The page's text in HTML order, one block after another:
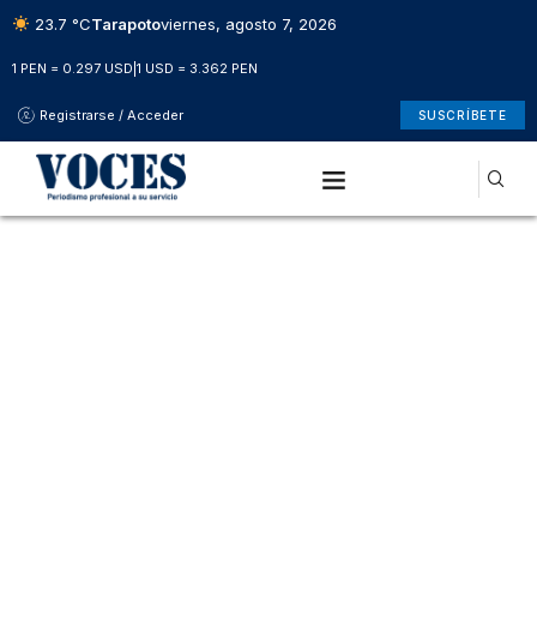
23.7 °CTarapotoviernes, agosto 7, 2026
1 PEN = 0.297 USD 1 USD = 3.362 PEN
Registrarse / Acceder SUSCRÍBETE